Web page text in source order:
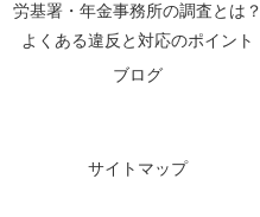
労基署・年金事務所の調査とは？
よくある違反と対応のポイント
ブログ
サイトマップ